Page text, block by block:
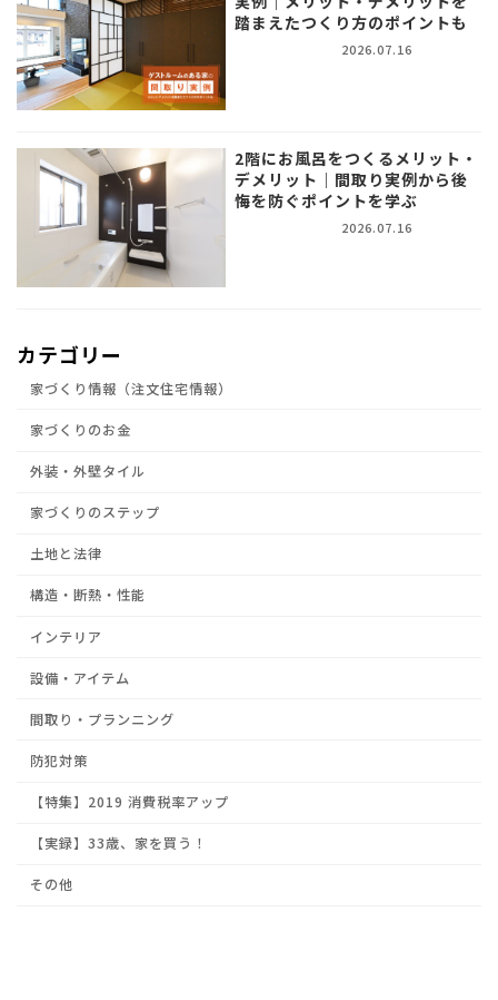
踏まえたつくり方のポイントも
2026.07.16
2階にお風呂をつくるメリット・
デメリット｜間取り実例から後
悔を防ぐポイントを学ぶ
2026.07.16
カテゴリー
家づくり情報（注文住宅情報）
家づくりのお金
外装・外壁タイル
家づくりのステップ
土地と法律
構造・断熱・性能
インテリア
設備・アイテム
間取り・プランニング
防犯対策
【特集】2019 消費税率アップ
【実録】33歳、家を買う！
その他